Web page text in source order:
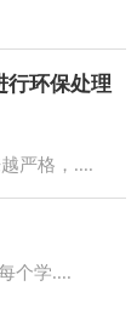
行环保处理
严格，....
个学....